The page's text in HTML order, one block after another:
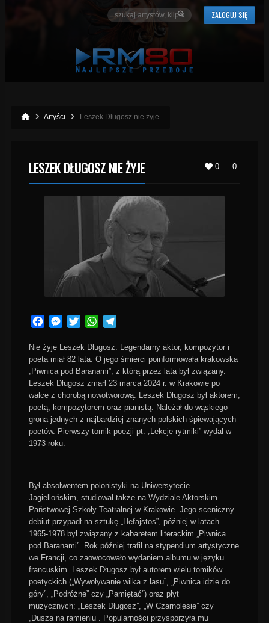
ZALOGUJ SIĘ
Artyści Leszek Długosz nie żyje
0 0
LESZEK DŁUGOSZ NIE ŻYJE
FacebookMessenger
TwitterWhatsApp
Nie żyje Leszek Długosz. Legendarny aktor, kompozytor i
poeta miał 82 lata. O jego śmierci poinformowała krakowska
„Piwnica pod Baranami”, z którą przez lata był związany.
Leszek Długosz zmarł 23 marca 2024 r. w Krakowie po
walce z chorobą nowotworową. Leszek Długosz był aktorem,
poetą, kompozytorem oraz pianistą. Należał do wąskiego
grona jednych z najbardziej znanych polskich śpiewających
poetów. Pierwszy tomik poezji pt. „Lekcje rytmiki” wydał w
1973 roku.
Był absolwentem polonistyki na Uniwersytecie
Jagiellońskim, studiował także na Wydziale Aktorskim
Państwowej Szkoły Teatralnej w Krakowie. Jego sceniczny
debiut przypadł na sztukę „Hefajstos”, później w latach
1965-1978 był związany z kabaretem literackim „Piwnica
pod Baranami”. Rok później trafił na stypendium artystyczne
we Francji, co zaowocowało wydaniem albumu w języku
francuskim. Leszek Długosz był autorem wielu tomików
poetyckich („Wywoływanie wilka z lasu”, „Piwnica idzie do
góry”, „Podróżne” czy „Pamiętać”) oraz płyt
muzycznych: „Leszek Długosz”, „W Czarnolesie” czy
„Dusza na ramieniu”. Popularności przysporzyła mu